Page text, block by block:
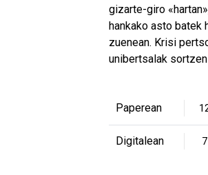
gizarte-giro
hankako asto batek
zuenean. Krisi
unibertsalak
Paperean
Digitalean